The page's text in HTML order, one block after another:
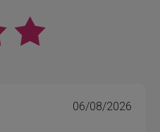
06/08/2026